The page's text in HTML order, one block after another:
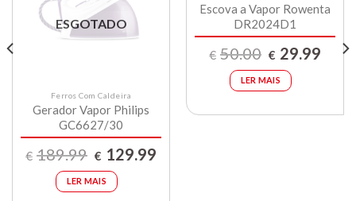
Lista de
compras
ESGOTADO
Ferros Com Caldeira
Gerador Vapor Philips
GC6627/30
€ 189.99
O
preço
original
era:
€189.99.
€ 129.99
LER MAIS
Lista de
compras
Escova a Vapor Rowenta
DR2024D1
€ 50.00
O
preço
original
era:
€50.00.
€ 29.99
LER MAIS